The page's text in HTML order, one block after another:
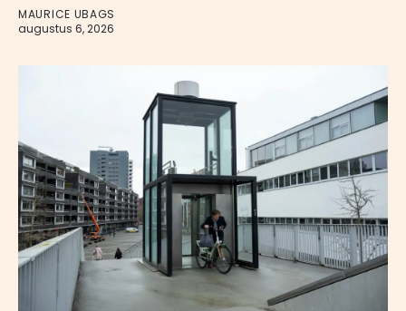
MAURICE UBAGS
augustus 6, 2026